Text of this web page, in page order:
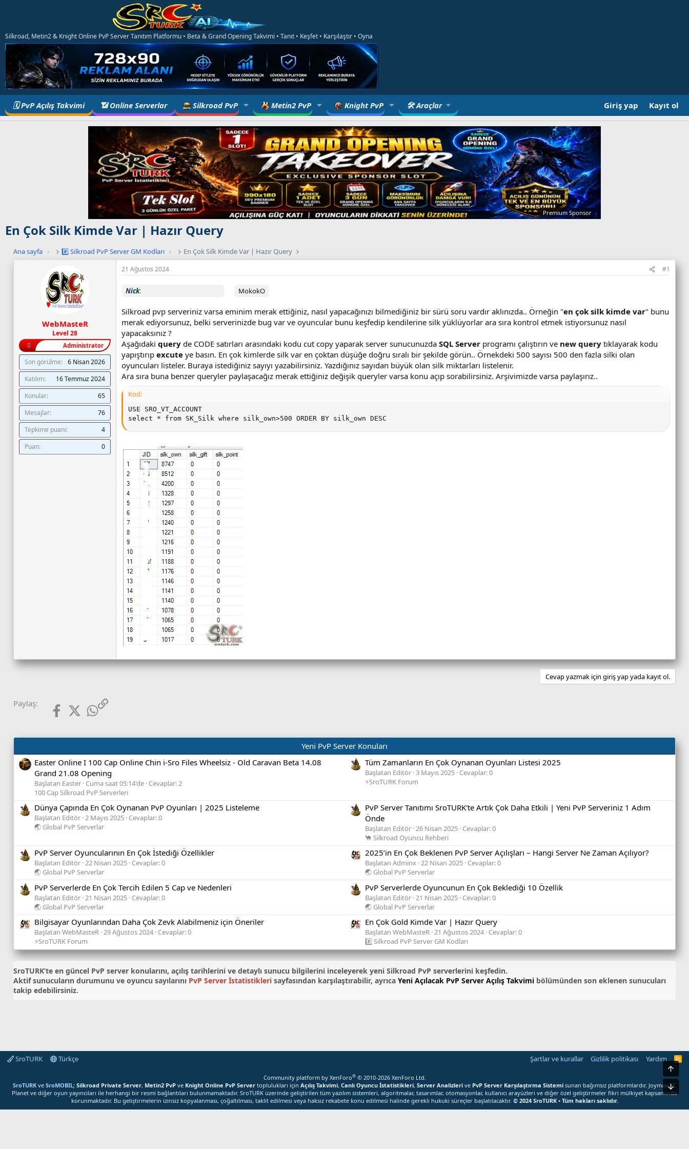
Silkroad, Metin2 & Knight Online PvP Server Tanıtım Platformu • Beta & Grand Opening Takvimi • Tanıt • Keşfet • Karşılaştır • Oyna
🗓️ PvP Açılış Takvimi 📶 Online Serverlar Silkroad PvP Metin2 PvP Knight PvP 🛠 Araçlar Giriş yap Kayıt ol
Premium Sponsor
En Çok Silk Kimde Var | Hazır Query
Ana sayfa › #️⃣ Silkroad PvP Server GM Kodları › En Çok Silk Kimde Var | Hazır Query
WebMasteR
Level 28
Administrator
Son görülme
6 Nisan 2026
Katılım
16 Temmuz 2024
Konular
65
Mesajlar
76
Tepkime puanı
4
Puan
0
21 Ağustos 2024 #1
Nick MokokO
Silkroad pvp serveriniz varsa eminim merak ettiğiniz, nasıl yapacağınızı bilmediğiniz bir sürü soru vardır aklınızda.. Örneğin "en çok silk kimde var" bunu
merak ediyorsunuz, belki serverinizde bug var ve oyuncular bunu keşfedip kendilerine silk yüklüyorlar ara sıra kontrol etmek istiyorsunuz nasıl
yapacaksınız ?
Aşağıdaki query de CODE satırları arasındaki kodu cut copy yaparak server sunucunuzda SQL Server programı çalıştırın ve new query tıklayarak kodu
yapıştırıp excute ye basın. En çok kimlerde silk var en çoktan düşüğe doğru sıralı bir şekilde görün.. Örnekdeki 500 sayısı 500 den fazla silki olan
oyuncuları listeler. Buraya istediğiniz sayıyı yazabilirsiniz. Yazdığınız sayıdan büyük olan silk miktarları listelenir.
Ara sıra buna benzer queryler paylaşacağız merak ettiğiniz değişik queryler varsa konu açıp sorabilirsiniz. Arşivimizde varsa paylaşırız..
Kod:
USE SRO_VT_ACCOUNT
select * from SK_Silk where silk_own>500 ORDER BY silk_own DESC
Cevap yazmak için giriş yap yada kayıt ol.
Paylaş: FacebookX (Twitter)WhatsApp
Link
Yeni PvP Server Konuları
Easter Online I 100 Cap Online Chin i-Sro Files Wheelsiz - Old Caravan Beta 14.08
Grand 21.08 Opening
Başlatan Easter Cuma saat 05:14'de Cevaplar: 2
100 Cap Silkroad PvP Serverleri
Tüm Zamanların En Çok Oynanan Oyunları Listesi 2025
Başlatan Editör 3 Mayıs 2025 Cevaplar: 0
⚡SroTURK Forum
Dünya Çapında En Çok Oynanan PvP Oyunları | 2025 Listeleme
Başlatan Editör 2 Mayıs 2025 Cevaplar: 0
🌏 Global PvP Serverlar
PvP Server Tanıtımı SroTURK'te Artık Çok Daha Etkili | Yeni PvP Serveriniz 1 Adım
Önde
Başlatan Editör 26 Nisan 2025 Cevaplar: 0
🐪 Silkroad Oyuncu Rehberi
PvP Server Oyuncularının En Çok İstediği Özellikler
Başlatan Editör 22 Nisan 2025 Cevaplar: 0
🌏 Global PvP Serverlar
2025’in En Çok Beklenen PvP Server Açılışları – Hangi Server Ne Zaman Açılıyor?
Başlatan Adminx 22 Nisan 2025 Cevaplar: 0
🌏 Global PvP Serverlar
PvP Serverlerde En Çok Tercih Edilen 5 Cap ve Nedenleri
Başlatan Editör 21 Nisan 2025 Cevaplar: 0
🌏 Global PvP Serverlar
PvP Serverlerde Oyuncunun En Çok Beklediği 10 Özellik
Başlatan Editör 21 Nisan 2025 Cevaplar: 0
🌏 Global PvP Serverlar
Bilgisayar Oyunlarından Daha Çok Zevk Alabilmeniz için Öneriler
Başlatan WebMasteR 29 Ağustos 2024 Cevaplar: 0
⚡SroTURK Forum
En Çok Gold Kimde Var | Hazır Query
Başlatan WebMasteR 21 Ağustos 2024 Cevaplar: 0
#️⃣ Silkroad PvP Server GM Kodları
SroTURK’te en güncel PvP server konularını, açılış tarihlerini ve detaylı sunucu bilgilerini inceleyerek yeni Silkroad PvP serverlerini keşfedin.
Aktif sunucuların durumunu ve oyuncu sayılarını PvP Server İstatistikleri sayfasından karşılaştırabilir, ayrıca Yeni Açılacak PvP Server Açılış Takvimi bölümünden son eklenen sunucuları
takip edebilirsiniz.
SroTURK Türkçe Şartlar ve kurallar Gizlilik politikası Yardım
S
R
Community platform by XenForo® © 2010-2026 XenForo Ltd.
SroTURK ve SroMOBIL; Silkroad Private Server, Metin2 PvP ve Knight Online PvP Server toplulukları için Açılış Takvimi, Canlı Oyuncu İstatistikleri, Server Analizleri ve PvP Server Karşılaştırma Sistemi sunan bağımsız platformlardır. Joymax, JC
Planet ve diğer oyun yayıncıları ile herhangi bir resmi bağlantıları bulunmamaktadır. SroTURK üzerinde geliştirilen tüm yazılım sistemleri, algoritmalar, tasarımlar, otomasyonlar, kullanıcı arayüzleri ve diğer özel geliştirmeler fikri mülkiyet kapsamında
korunmaktadır. Bu geliştirmelerin izinsiz kopyalanması, çoğaltılması, taklit edilmesi veya haksız rekabete konu edilmesi halinde gerekli hukuki süreçler başlatılacaktır. © 2024 SroTURK • Tüm hakları saklıdır.
Alt